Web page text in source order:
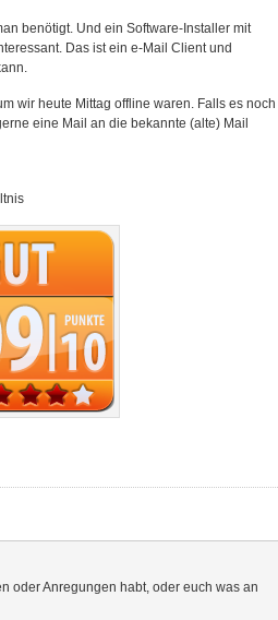
benötigt. Und ein Software-Installer mit
Das ist ein e-Mail Client und
wir heute Mittag offline waren. Falls es noch
eine Mail an die bekannte (alte) Mail
oder Anregungen habt, oder euch was an